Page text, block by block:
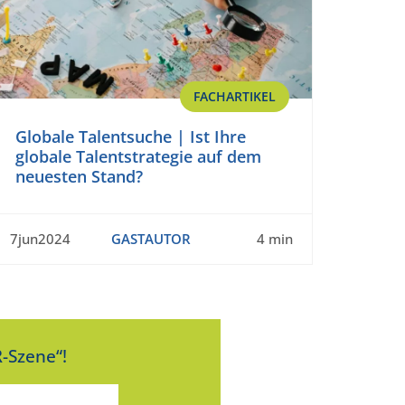
FACHARTIKEL
Globale Talentsuche | Ist Ihre
globale Talentstrategie auf dem
neuesten Stand?
7jun2024 GASTAUTOR 4 min